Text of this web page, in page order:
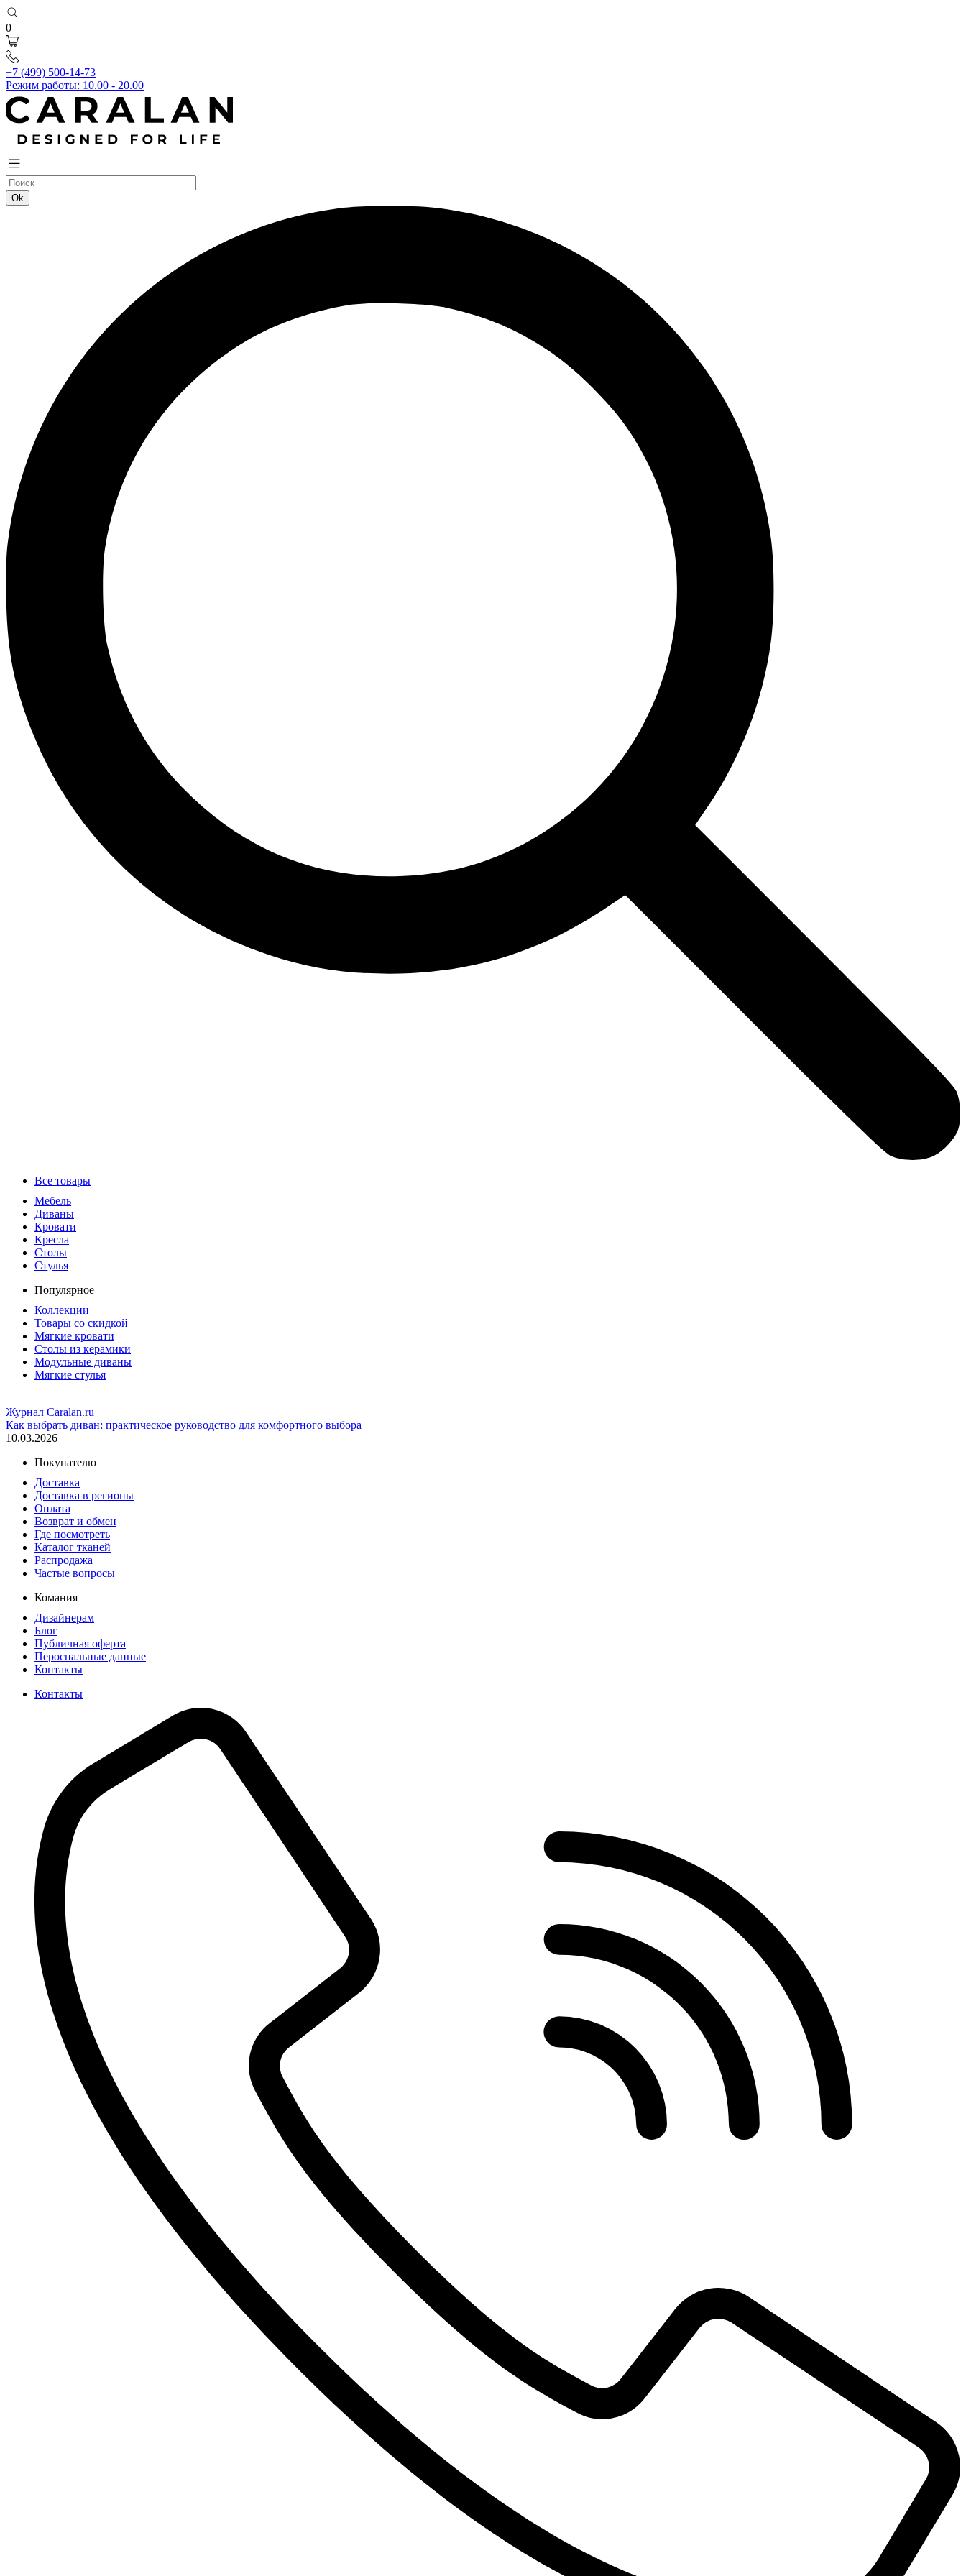
0
+7 (499) 500-14-73
Режим работы: 10.00 - 20.00
Все товары
Мебель
Диваны
Кровати
Кресла
Столы
Стулья
Популярное
Коллекции
Товары со скидкой
Мягкие кровати
Столы из керамики
Модульные диваны
Мягкие стулья
Журнал Caralan.ru
Как выбрать диван: практическое руководство для комфортного выбора
10.03.2026
Покупателю
Доставка
Доставка в регионы
Оплата
Возврат и обмен
Где посмотреть
Каталог тканей
Распродажа
Частые вопросы
Комания
Дизайнерам
Блог
Публичная оферта
Пероснальные данные
Контакты
Контакты